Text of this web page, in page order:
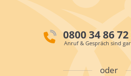
0800 34 86 72
Anruf & Gespräch sind
oder